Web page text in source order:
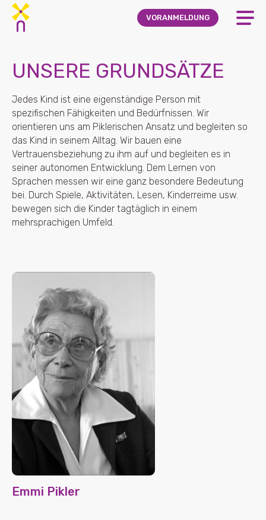
Skip to main content
VORANMELDUNG
UNSERE GRUNDSÄTZE
Jedes Kind ist eine eigenständige Person mit
spezifischen Fähigkeiten und Bedürfnissen. Wir
orientieren uns am Piklerischen Ansatz und begleiten so
das Kind in seinem Alltag. Wir bauen eine
Vertrauensbeziehung zu ihm auf und begleiten es in
seiner autonomen Entwicklung. Dem Lernen von
Sprachen messen wir eine ganz besondere Bedeutung
bei. Durch Spiele, Aktivitäten, Lesen, Kinderreime usw.
bewegen sich die Kinder tagtäglich in einem
mehrsprachigen Umfeld.
Emmi Pikler